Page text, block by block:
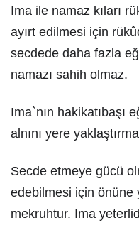
Ima ile namaz kıları
ayırt edilmesi için
secdede daha fazla
namazı sahih olmaz.
Ima`nın hakikatıbaşı
alnını yere
Secde etmeye gücü
edebilmesi için önüne
mekruhtur. Ima